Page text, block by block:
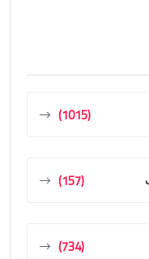
(1015)
(157)
(734)